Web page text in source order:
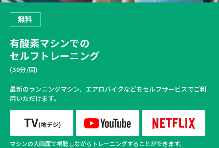
無料
有酸素マシンでの
セルフトレーニング
(30分/回)
最新のランニングマシン、エアロバイクなどをセルフサービスでご利
用いただけます。
マシンの大画面で視聴しながらトレーニングすることができます。